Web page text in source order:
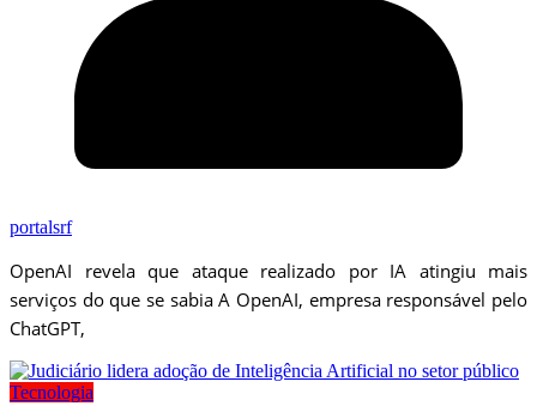
portalsrf
OpenAI revela que ataque realizado por IA atingiu mais
serviços do que se sabia A OpenAI, empresa responsável pelo
ChatGPT,
Tecnologia